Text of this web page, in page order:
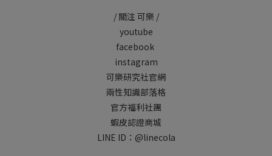
/ 關注 可樂 /
youtube
facebook
instagram
可樂研究社官網
兩性知識部落格
官方福利社團
蝦皮認證商城
LINE ID： @linecola